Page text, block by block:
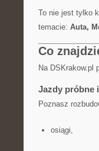
To nie jest tylko
temacie: Auta,
Co
Na DSKrakow.pl
Jazdy próbne
Poznasz
osiągi,